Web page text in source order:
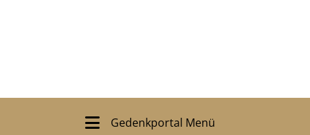
Gedenkportal Menü